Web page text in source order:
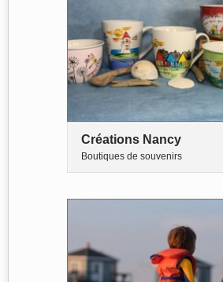
Créations Nancy
Boutiques de souvenirs